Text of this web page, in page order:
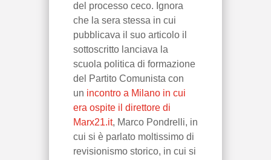
del processo ceco. Ignora
che la sera stessa in cui
pubblicava il suo articolo il
sottoscritto lanciava la
scuola politica di formazione
del Partito Comunista con
un incontro a Milano in cui
era ospite il direttore di
Marx21.it, Marco Pondrelli, in
cui si è parlato moltissimo di
revisionismo storico, in cui si